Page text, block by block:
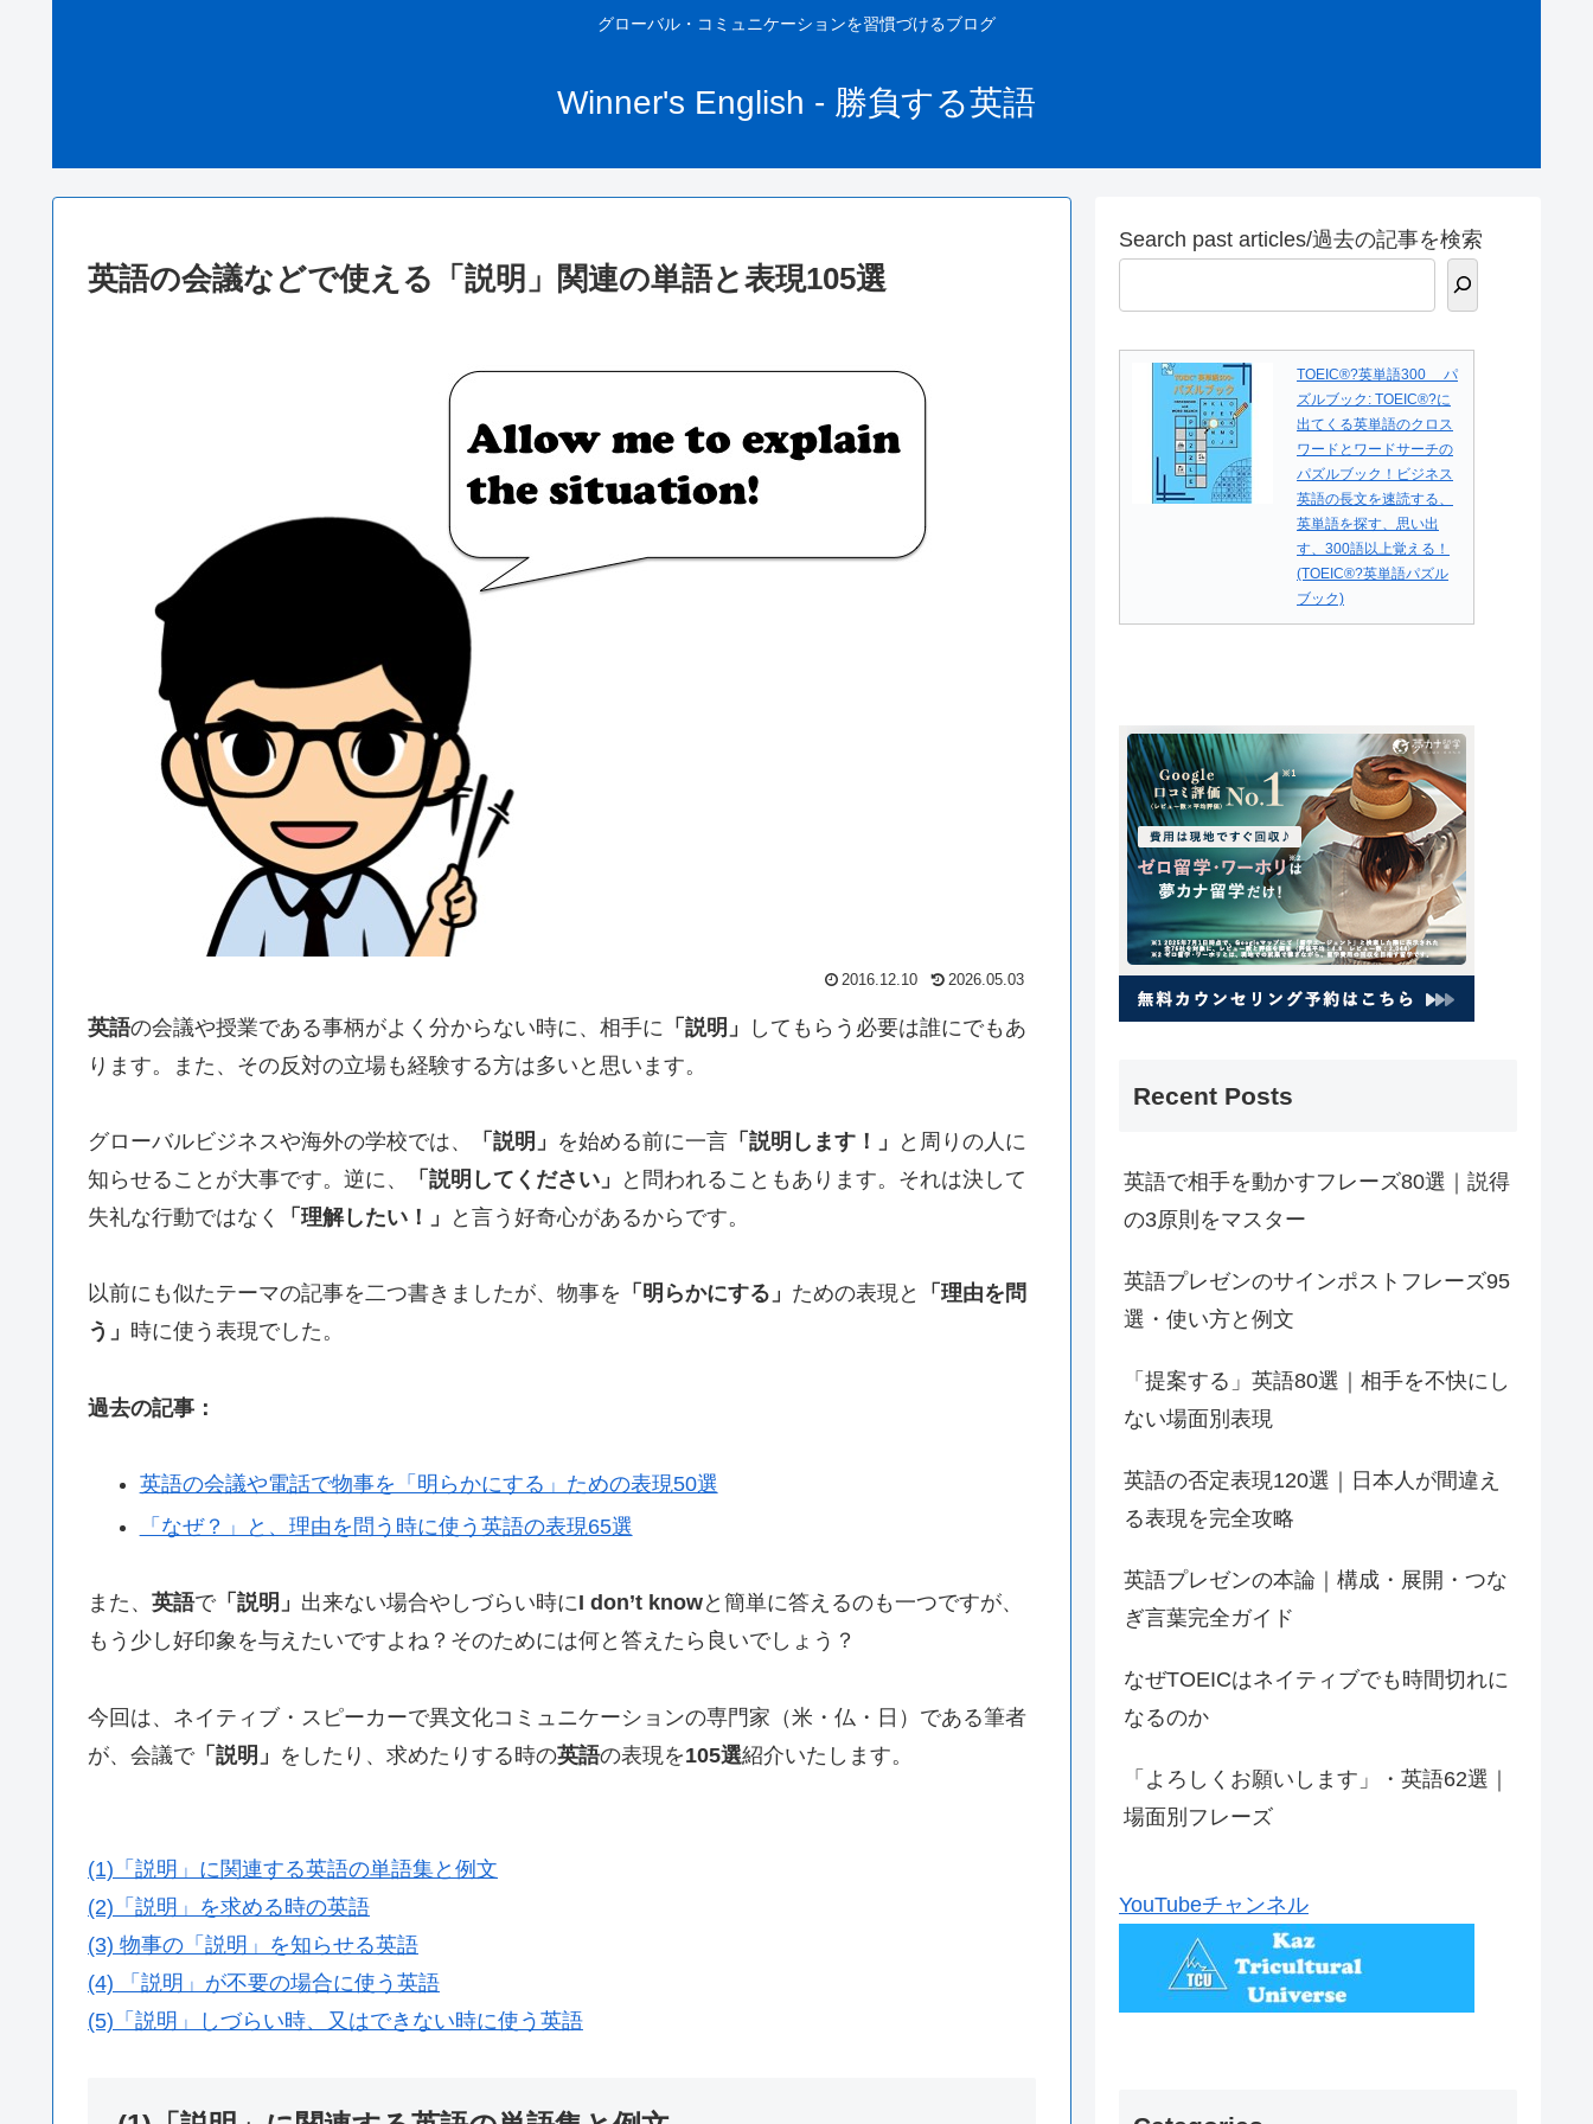
グローバル・コミュニケーションを習慣づけるブログ
Winner's English - 勝負する英語
英語の会議などで使える「説明」関連の単語と表現105選
2016.12.10 2026.05.03
英語の会議や授業である事柄がよく分からない時に、相手に 「説明」
してもらう必要は誰にでもあ
ります。また、その反対の立場も経験する方は多いと思います。
グローバルビジネスや海外の学校では、 「説明」 を始める前に一言 「説明します！」
と周りの人に
知らせることが大事です。逆に、
「説明してください」
と問われることもあります。それは決して
失礼な行動ではなく
「理解したい！」 と言う好奇心があるからです。
以前にも似たテーマの記事を二つ書きましたが、物事を 「明らかにする」 ための表現と
「理由を問
う」 時に使う表現でした。
過去の記事：
英語の会議や電話で物事を「明らかにする」ための表現50選
「なぜ？」と、理由を問う時に使う英語の表現65選
また、 英語で「説明」 出来ない場合やしづらい時にI don’t knowと簡単に答えるのも一つですが、
もう少し好印象を与えたいですよね？そのためには何と答えたら良いでしょう？
今回は、ネイティブ・スピーカーで異文化コミュニケーションの専門家（米・仏・日）である筆者
が、会議で「説明」 をしたり、求めたりする時の英語の表現を105選紹介いたします。
(1)「説明」に関連する英語の単語集と例文
(2)「説明」を求める時の英語
(3) 物事の「説明」を知らせる英語
(4) 「説明」が不要の場合に使う英語
(5)「説明」しづらい時、又はできない時に使う英語
Search past articles/過去の記事を検索
TOEIC®?英単語300 パ
ズルブック: TOEIC®?に
出てくる英単語のクロス
ワードとワードサーチの
パズルブック！ビジネス
英語の長文を速読する、
英単語を探す、思い出
す、300語以上覚える！
(TOEIC®?英単語パズル
ブック)
Recent Posts
英語で相手を動かすフレーズ80選｜説得
の3原則をマスター
英語プレゼンのサインポストフレーズ95
選・使い方と例文
「提案する」英語80選｜相手を不快にし
ない場面別表現
英語の否定表現120選｜日本人が間違え
る表現を完全攻略
英語プレゼンの本論｜構成・展開・つな
ぎ言葉完全ガイド
なぜTOEICはネイティブでも時間切れに
なるのか
「よろしくお願いします」・英語62選｜
場面別フレーズ
YouTubeチャンネル